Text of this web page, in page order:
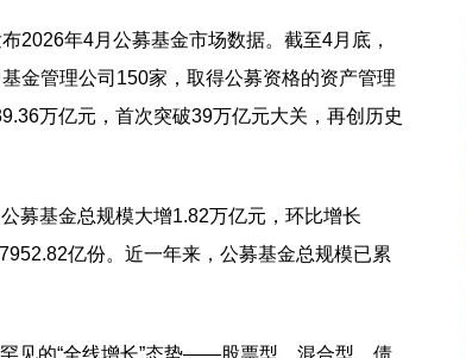
2026年4月公募基金市场数据。截至4月底，
金管理公司150家，取得公募资格的资产管理
万亿元，首次突破39万亿元大关，再创历史
募基金总规模大增1.82万亿元，环比增长
亿份。近一年来，公募基金总规模已累
见的“全线增长”态势——股票型、混合型、债